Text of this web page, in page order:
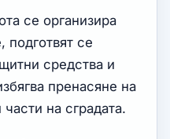
се организира
подготвят се
средства и
пренасяне на
на сградата.